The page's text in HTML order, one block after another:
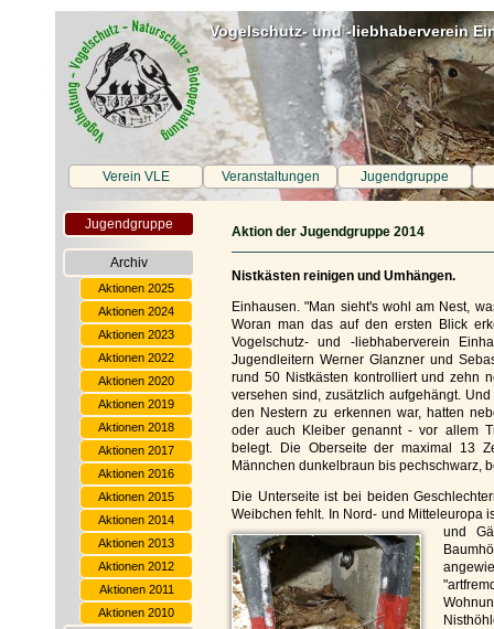
Vogelschutz- und -liebhaberverein
Verein VLE Veranstaltungen Jugendgruppe
Jugendgruppe
Archiv
Aktionen 2025
Aktionen 2024
Aktionen 2023
Aktionen 2022
Aktionen 2020
Aktionen 2019
Aktionen 2018
Aktionen 2017
Aktionen 2016
Aktionen 2015
Aktionen 2014
Aktionen 2013
Aktionen 2012
Aktionen 2011
Aktionen 2010
Aktion der Jugendgruppe 2014
Nistkästen reinigen und Umhängen.
Einhausen. "Man sieht's wohl am Nest,
Woran man das auf den ersten Blick
Vogelschutz- und -liebhaberverein
Jugendleitern Werner Glanzner und
rund 50 Nistkästen kontrolliert und zehn
versehen sind, zusätzlich aufgehängt.
den Nestern zu erkennen war, hatten
oder auch Kleiber genannt - vor allem
belegt. Die Oberseite der maximal 13
Männchen dunkelbraun bis pechschwarz,
Die Unterseite ist bei beiden
Weibchen fehlt. In Nord- und Mitteleuropa
und